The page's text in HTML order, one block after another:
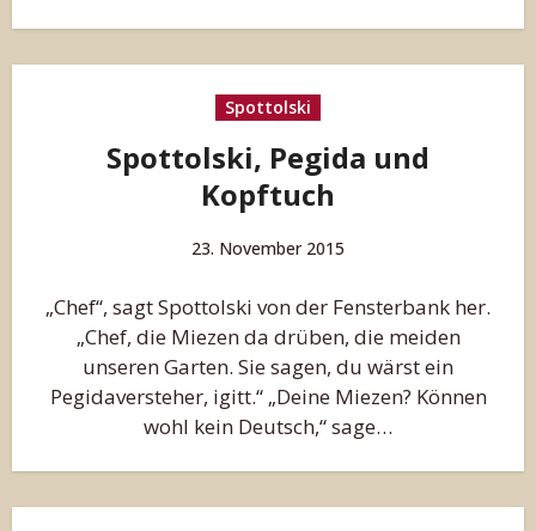
Spottolski
Spottolski, Pegida und
Kopftuch
23. November 2015
„Chef“, sagt Spottolski von der Fensterbank her.
„Chef, die Miezen da drüben, die meiden
unseren Garten. Sie sagen, du wärst ein
Pegidaversteher, igitt.“ „Deine Miezen? Können
wohl kein Deutsch,“ sage…